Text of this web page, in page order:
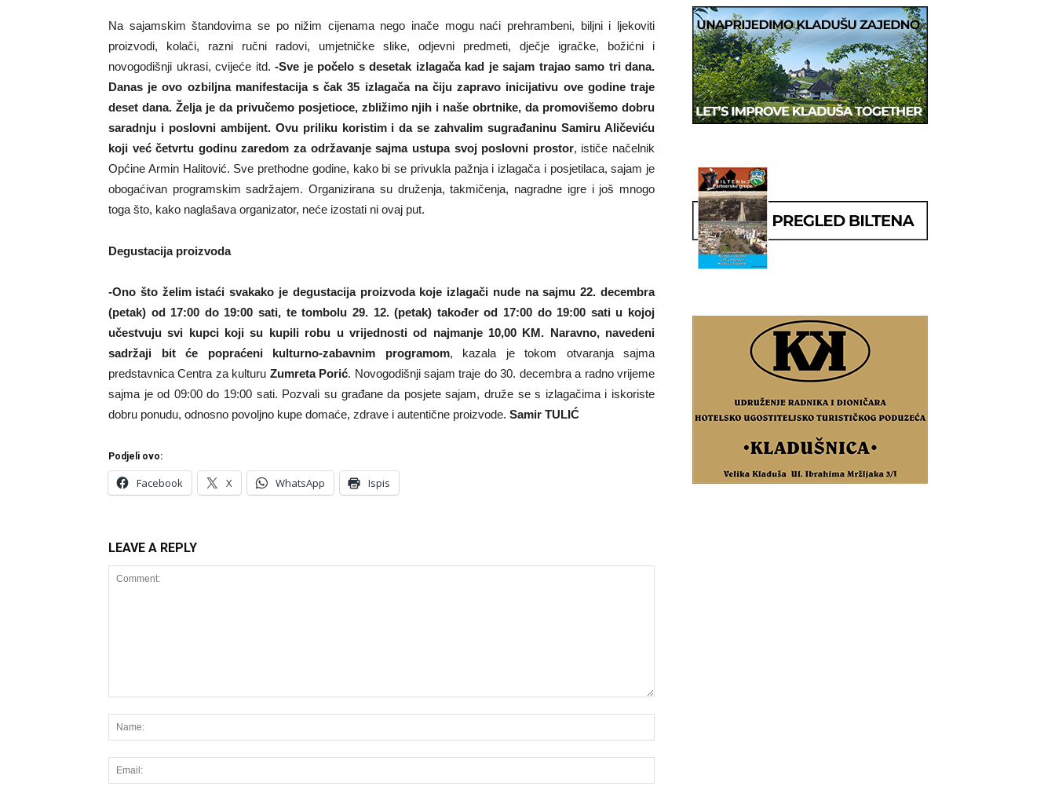
Na sajamskim štandovima se po nižim cijenama nego inače mogu naći prehrambeni, biljni i ljekoviti
proizvodi, kolači, razni ručni radovi, umjetničke slike, odjevni predmeti, dječje igračke, božićni i
novogodišnji ukrasi, cvijeće itd. -Sve je počelo s desetak izlagača kad je sajam trajao samo tri dana.
Danas je ovo ozbiljna manifestacija s čak 35 izlagača na čiju zapravo inicijativu ove godine traje
deset dana. Želja je da privučemo posjetioce, zbližimo njih i naše obrtnike, da promovišemo dobru
saradnju i poslovni ambijent. Ovu priliku koristim i da se zahvalim sugrađaninu Samiru Aličeviću
koji već četvrtu godinu zaredom za održavanje sajma ustupa svoj poslovni prostor, ističe načelnik
Općine Armin Halitović. Sve prethodne godine, kako bi se privukla pažnja i izlagača i posjetilaca, sajam je
obogaćivan programskim sadržajem. Organizirana su druženja, takmičenja, nagradne igre i još mnogo
toga što, kako naglašava organizator, neće izostati ni ovaj put.
Degustacija proizvoda
-Ono što želim istaći svakako je degustacija proizvoda koje izlagači nude na sajmu 22. decembra
(petak) od 17:00 do 19:00 sati, te tombolu 29. 12. (petak) također od 17:00 do 19:00 sati u kojoj
učestvuju svi kupci koji su kupili robu u vrijednosti od najmanje 10,00 KM. Naravno, navedeni
sadržaji bit će popraćeni kulturno-zabavnim programom, kazala je tokom otvaranja sajma
predstavnica Centra za kulturu Zumreta Porić. Novogodišnji sajam traje do 30. decembra a radno vrijeme
sajma je od 09:00 do 19:00 sati. Pozvali su građane da posjete sajam, druže se s izlagačima i iskoriste
dobru ponudu, odnosno povoljno kupe domaće, zdrave i autentične proizvode. Samir TULIĆ
Podjeli ovo:
Facebook X WhatsApp Ispis
LEAVE A REPLY